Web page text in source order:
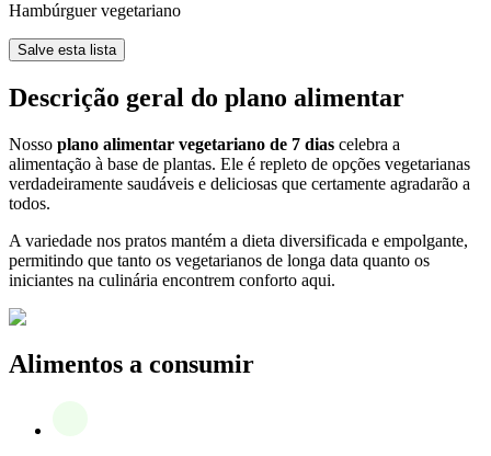
Hambúrguer vegetariano
Salve esta lista
Descrição geral do plano alimentar
Nosso plano alimentar vegetariano de 7 dias celebra a
alimentação à base de plantas. Ele é repleto de opções vegetarianas
verdadeiramente saudáveis e deliciosas que certamente agradarão a
todos.
A variedade nos pratos mantém a dieta diversificada e empolgante,
permitindo que tanto os vegetarianos de longa data quanto os
iniciantes na culinária encontrem conforto aqui.
Alimentos a consumir